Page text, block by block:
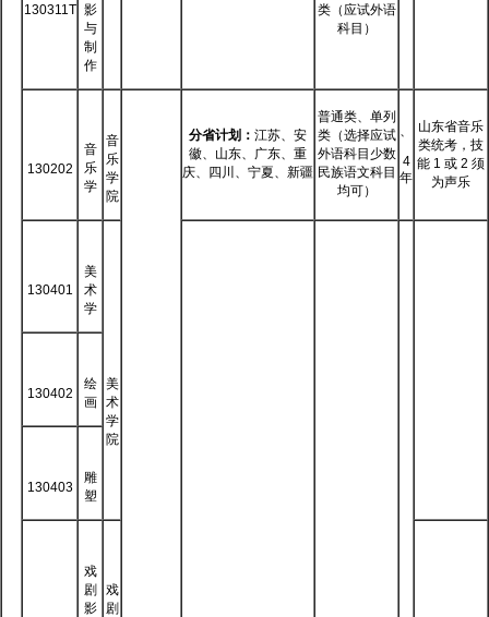
130311T 影
与
制
作
类（应试外语
科目）
130202
音
乐
学
音
乐
学
院
分省计划： 江苏、安
徽、山东、广东、重
庆、四川、宁夏、新疆
普通类、单列
类（选择应试
外语科目少数
民族语文科目
均可）
、
4
年
山东省音乐
类统考，技
能 1 或 2 须
为声乐
130401
美
术
学
美
术
学
院
130402
绘
画
130403
雕
塑
戏
剧
影
戏
剧